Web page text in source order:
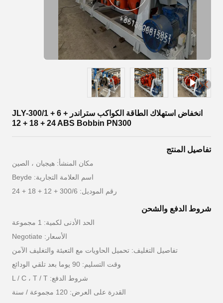
انخفاض استهلاك الطاقة الكواكب ستراندر JLY-300/1 + 6 +
12 + 18 + 24 ABS Bobbin PN300
تفاصيل المنتج
مكان المنشأ: هيجيان ، الصين
اسم العلامة التجارية: Beyde
رقم الموديل: 300/6 + 12 + 18 + 24
شروط الدفع والشحن
الحد الأدنى لكمية: 1 مجموعة
الأسعار: Negotiate
تفاصيل التغليف: تحميل الحاويات مع التعبئة والتغليف الآمن
وقت التسليم: 90 يوما بعد تلقي الودائع
شروط الدفع: L / C ، T / T
القدرة على العرض: 120 مجموعة / سنة